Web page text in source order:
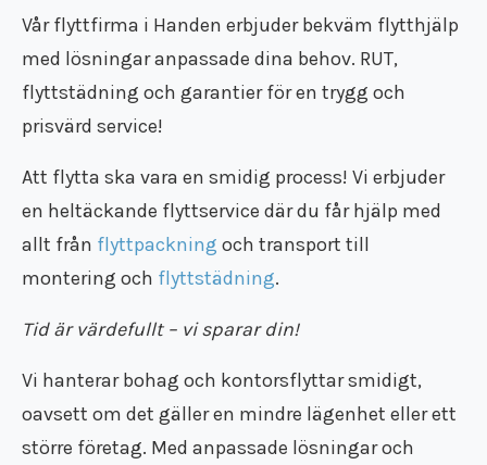
Flyttfirma Strängnäs
Flyttfirma Valdemarsvik
Flyttfirma Västervik
Flyttfirma Jönköping
Flyttfirma Arboga
Flyttfirma Askersund
Flyttfirma Boxholm
Flyttfirma Degerfors
Flyttfirma Enköping
Flyttfirma Fagersta
Flyttfirma Finland
Flyttfirma Fjugesta
Flyttfirma Flen
Flyttstädning Söderköping
Flyttstädning Gnesta
Flyttstädning Flen
Flyttstädning Trosa
Flyttstädning Kungsör
Flyttstädning Torshälla
Flyttstädning Kolmården
Flyttstädning Åtvidaberg
Flyttstädning Borensberg
Flyttstädning Vingåker
Flyttstädning Ödeshög
Flyttstädning Vadstena
Återvinning
Återbruk
Flyttkartonger
Byggstädning
Kontorsstädning
Slutstädning
Städfirma
Trafiktillstånd
Kollektivavtal
Användarvillkor
Nyheter
Vårflyttfirma i Handen erbjuder bekväm flytthjälp
med lösningar anpassade dina behov. RUT,
flyttstädning och garantier för en trygg och
prisvärd service!
Att flytta ska vara en smidig process! Vi erbjuder
en heltäckande flyttservice där du får hjälp med
allt från flyttpackning och transport till
montering och flyttstädning.
Tid är värdefullt – vi sparar din!
Vi hanterar bohag och kontorsflyttarsmidigt,
oavsett om det gäller en mindre lägenhet eller ett
större företag. Med anpassade lösningar och